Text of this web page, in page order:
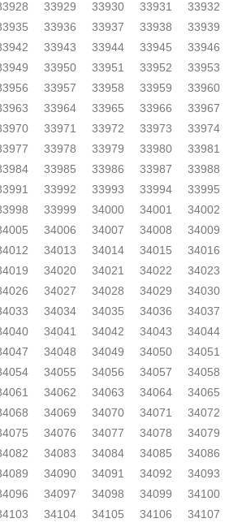
33929 33930 33931
33932
33936 33937 33938
33939
33943 33944 33945
33946
33950 33951 33952
33953
33957 33958 33959
33960
33964 33965 33966
33967
33971 33972 33973
33974
33978 33979 33980
33981
33985 33986 33987
33988
33992 33993 33994
33995
33999 34000 34001
34002
34006 34007 34008
34009
34013 34014 34015
34016
34020 34021 34022
34023
34027 34028 34029
34030
34034 34035 34036
34037
34041 34042 34043
34044
34048 34049 34050
34051
34055 34056 34057
34058
34062 34063 34064
34065
34069 34070 34071
34072
34076 34077 34078
34079
34083 34084 34085
34086
34090 34091 34092
34093
34097 34098 34099
34100
34104 34105 34106
34107